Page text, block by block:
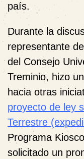
país.
Durante la
representante
del Consejo
Treminio, hizo
hacia otras
proyecto de ley
Terrestre
Programa
solicitado un